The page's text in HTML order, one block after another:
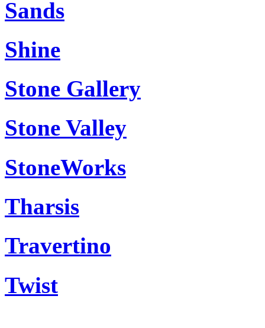
Sands
Shine
Stone Gallery
Stone Valley
StoneWorks
Tharsis
Travertino
Twist